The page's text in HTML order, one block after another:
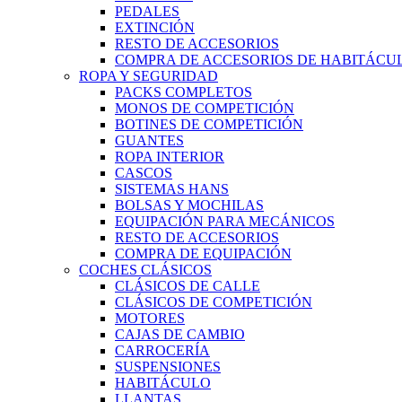
PEDALES
EXTINCIÓN
RESTO DE ACCESORIOS
COMPRA DE ACCESORIOS DE
ROPA Y SEGURIDAD
PACKS COMPLETOS
MONOS DE COMPETICIÓN
BOTINES DE COMPETICIÓN
GUANTES
ROPA INTERIOR
CASCOS
SISTEMAS HANS
BOLSAS Y MOCHILAS
EQUIPACIÓN PARA MECÁNICOS
RESTO DE ACCESORIOS
COMPRA DE EQUIPACIÓN
COCHES CLÁSICOS
CLÁSICOS DE CALLE
CLÁSICOS DE COMPETICIÓN
MOTORES
CAJAS DE CAMBIO
CARROCERÍA
SUSPENSIONES
HABITÁCULO
LLANTAS